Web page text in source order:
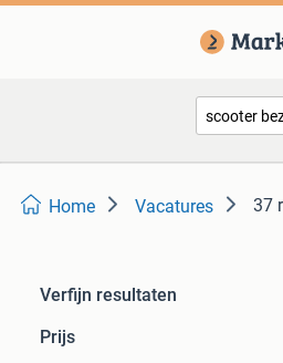
Home Vacatures 37
Verfijn resultaten
Prijs